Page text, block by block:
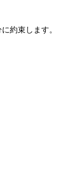
約束します。